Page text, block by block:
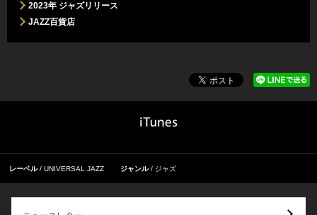
2023年 ジャズリリース
JAZZ百貨店
レーベル UNIVERSAL JAZZ ジャンル ジャズ